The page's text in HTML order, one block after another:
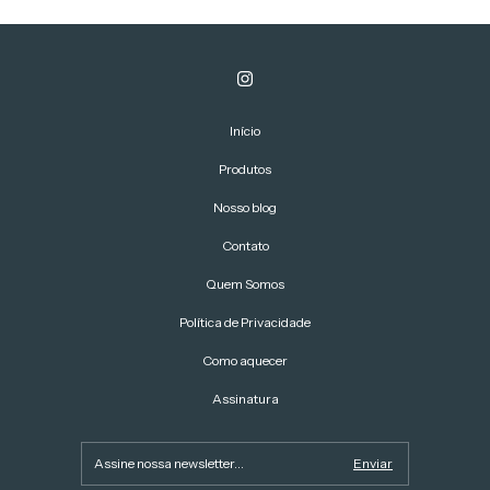
Início
Produtos
Nosso blog
Contato
Quem Somos
Política de Privacidade
Como aquecer
Assinatura